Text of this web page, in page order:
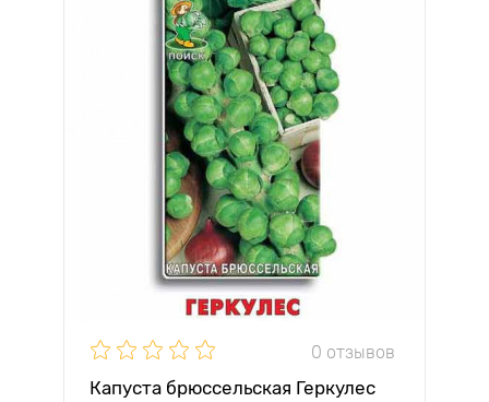
0 отзывов
Капуста брюссельская Геркулес